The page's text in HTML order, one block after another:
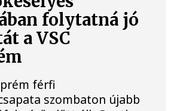
folytatná jó
a VSC
férfi
szombaton újabb